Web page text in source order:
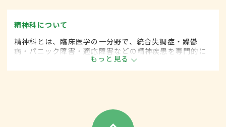
精神科について
精神科とは、臨床医学の一分野で、統合失調症・躁鬱
病・パニック障害・適応障害などの精神疾患を専門的に
もっと見る